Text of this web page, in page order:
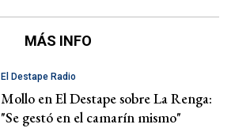
MÁS INFO
El Destape Radio
Mollo en El Destape sobre La Renga:
"Se gestó en el camarín mismo"